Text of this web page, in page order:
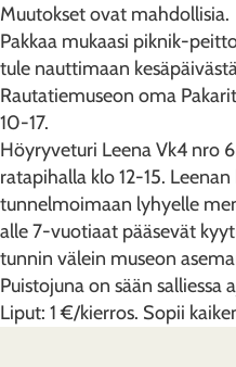
Muutokset ovat mahdollisia.
Pakkaa mukaasi piknik-
tule nauttimaan
Rautatiemuseon oma
10-17.
Höyryveturi Leena Vk4 nro
ratapihalla klo 12-15.
tunnelmoimaan lyhyelle
alle 7-vuotiaat pääsevät
tunnin välein museon
Puistojuna on sään salliessa
Liput: 1 €/kierros. Sopii